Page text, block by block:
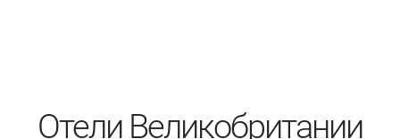
Отели Великобритании